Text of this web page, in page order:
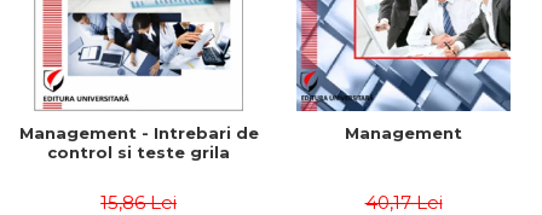
Management - Intrebari de
control si teste grila
15,86 Lei
Management
40,17 Lei